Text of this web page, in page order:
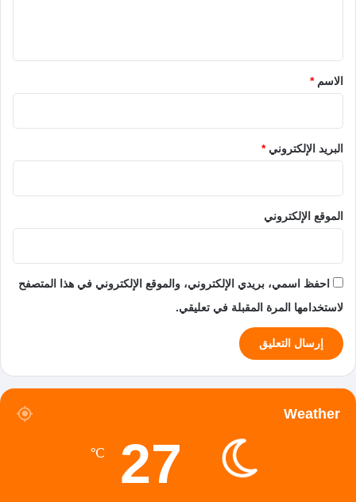
*الاسم*
البريد الإلكتروني*
الموقع الإلكتروني
احفظ اسمي، بريدي الإلكتروني، والموقع الإلكتروني في هذا المتصفح
لاستخدامها المرة المقبلة في تعليقي.
Weather
27
℃